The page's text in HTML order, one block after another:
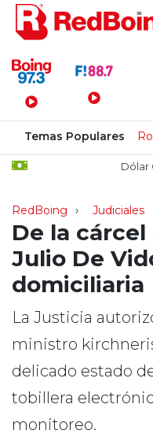
Menú
Temas Populares
Dólar
RedBoing Judiciales
De la
Julio De
domiciliaria
La Justicia
ministro
delicado estado
tobillera
monitoreo.